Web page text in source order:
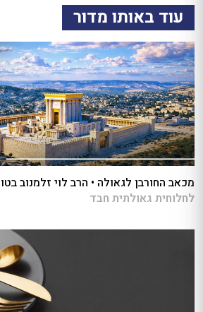
עוד באותו מדור
מכאב החורבן לגאולה • הרב לוי זלמנוב
לחלוחית גאולתית חבד